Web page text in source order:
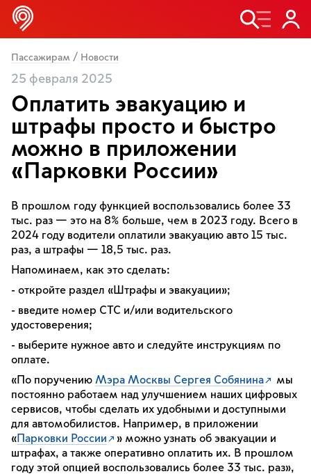
Пассажирам / Новости
25 февраля 2025
Оплатить эвакуацию и
штрафы просто и быстро
можно в приложении
«Парковки России»
В прошлом году функцией воспользовались более 33
тыс. раз — это на 8% больше, чем в 2023 году. Всего в
2024 году водители оплатили эвакуацию авто 15 тыс.
раз, а штрафы — 18,5 тыс. раз.
Напоминаем, как это сделать:
- откройте раздел «Штрафы и эвакуации»;
- введите номер СТС и/или водительского
удостоверения;
- выберите нужное авто и следуйте инструкциям по
оплате.
«По поручению Мэра Москвы Сергея Собянина
мы
постоянно работаем над улучшением наших цифровых
сервисов, чтобы сделать их удобными и доступными
для автомобилистов. Например, в приложении
«Парковки России
» можно узнать об эвакуации и
штрафах, а также оперативно оплатить их. В прошлом
году этой опцией воспользовались более 33 тыс. раз»,